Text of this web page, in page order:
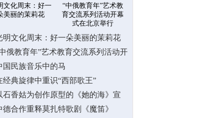
文化周末：好一
美丽的茉莉花
“中俄教育年”艺术教
育交流系列活动开幕
式在北京举行
明文化周末：好一朵美丽的茉莉花
俄教育年”艺术教育交流系列活动开
式在北京举行
国民族音乐中的马
经典旋律中重识“西部歌王”
石香姑为创作原型的《她的海》宣
定档 “非典型”传奇如何在音乐剧中
生
德合作重释莫扎特歌剧《魔笛》